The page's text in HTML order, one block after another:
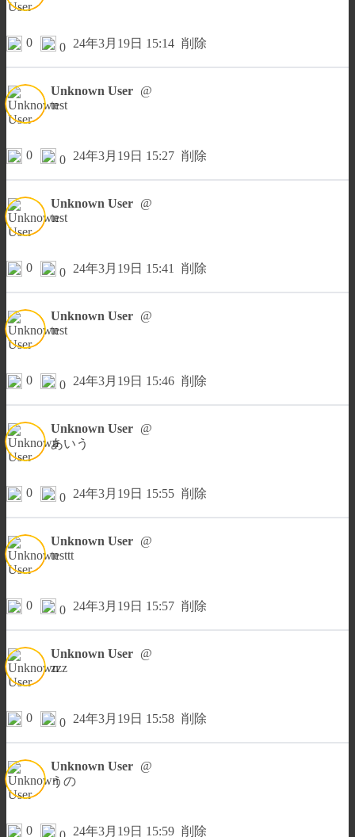
0 0 24年3月19日 15:14 削除
Unknown User @
test
0 0 24年3月19日 15:27 削除
Unknown User @
test
0 0 24年3月19日 15:41 削除
Unknown User @
test
0 0 24年3月19日 15:46 削除
Unknown User @
あいう
0 0 24年3月19日 15:55 削除
Unknown User @
testtt
0 0 24年3月19日 15:57 削除
Unknown User @
zzz
0 0 24年3月19日 15:58 削除
Unknown User @
うの
0 24年3月19日 15:59 削除